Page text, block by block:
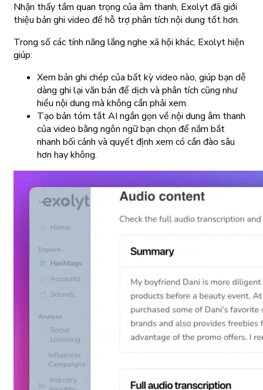
Nhận thấy tầm quan trọng của âm thanh, Exolyt đã giới
thiệu bản ghi video để hỗ trợ phân tích nội dung tốt hơn.
Trong số các tính năng lắng nghe xã hội khác, Exolyt hiện
giúp:
Xem bản ghi chép của bất kỳ video nào, giúp bạn dễ
dàng ghi lại văn bản để dịch và phân tích cũng như
hiểu nội dung mà không cần phải xem.
Tạo bản tóm tắt AI ngắn gọn về nội dung âm thanh
của video bằng ngôn ngữ bạn chọn để nắm bắt
nhanh bối cảnh và quyết định xem có cần đào sâu
hơn hay không.